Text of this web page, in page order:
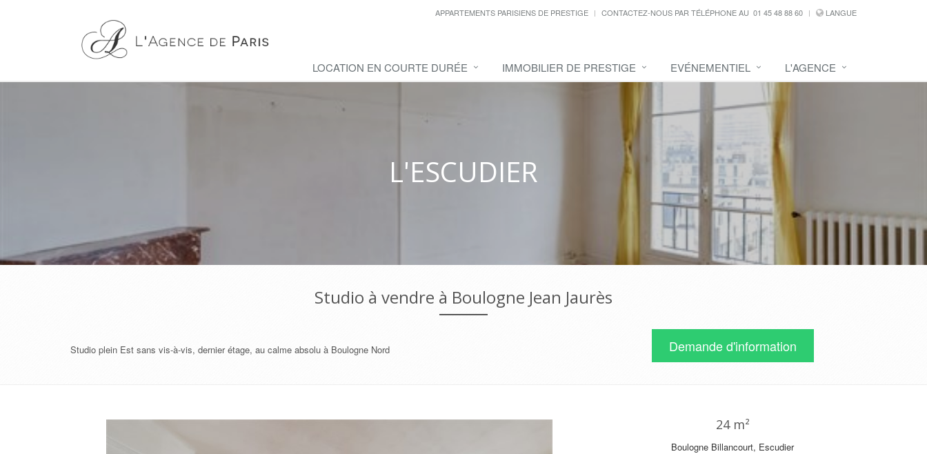
APPARTEMENTS PARISIENS DE PRESTIGE CONTACTEZ-NOUS PAR TÉLÉPHONE AU 01 45 48 88 60 LANGUE
LOCATION EN COURTE DURÉE IMMOBILIER DE PRESTIGE EVÉNEMENTIEL L'AGENCE
L'ESCUDIER
Studio à vendre à Boulogne Jean Jaurès
Studio plein Est sans vis-à-vis, dernier étage, au calme absolu à Boulogne Nord Demande d'information
24 m²
Boulogne Billancourt, Escudier